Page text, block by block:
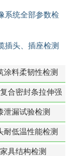
系统全部参数检
插头、插座检测
涂料柔韧性检测
合密封条拉伸强
塑料材料检测
泄漏试验检测
耐低温性能检测
具结构检测